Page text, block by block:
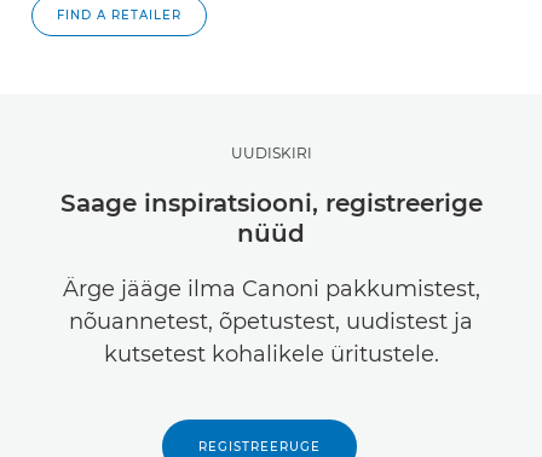
FIND A RETAILER
UUDISKIRI
Saage inspiratsiooni, registreerige
nüüd
Ärge jääge ilma Canoni pakkumistest,
nõuannetest, õpetustest, uudistest ja
kutsetest kohalikele üritustele.
REGISTREERUGE